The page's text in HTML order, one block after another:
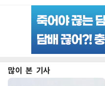
많이 본 기사